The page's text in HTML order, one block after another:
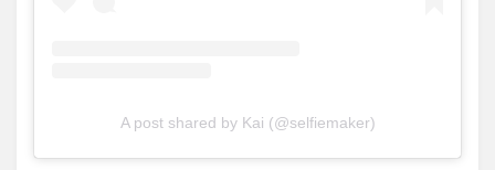
A post shared by Kai (@selfiemaker)